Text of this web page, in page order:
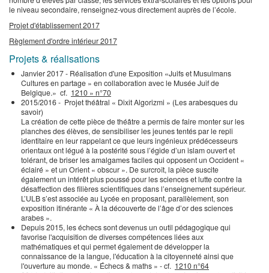
le niveau secondaire, renseignez-vous directement auprès de l’école.
Projet d'établissement 2017
Règlement d'ordre intérieur 2017
Projets & réalisations
Janvier 2017 - Réalisation d'une Exposition «Juifs et Musulmans
Cultures en partage » en collaboration avec le Musée Juif de
Belgique.» cf. 1210 » n°70
2015/2016 - Projet théâtral « Dixit Algorizmi » (Les arabesques du
savoir)
La création de cette pièce de théâtre a permis de faire monter sur les
planches des élèves, de sensibiliser les jeunes tentés par le repli
identitaire en leur rappelant ce que leurs ingénieux prédécesseurs
orientaux ont légué à la postérité sous l’égide d’un islam ouvert et
tolérant, de briser les amalgames faciles qui opposent un Occident «
éclairé » et un Orient « obscur ». De surcroît, la pièce suscite
également un intérêt plus poussé pour les sciences et lutte contre la
désaffection des filières scientifiques dans l’enseignement supérieur.
L’ULB s’est associée au Lycée en proposant, parallèlement, son
exposition itinérante « À la découverte de l’âge d’or des sciences
arabes ».
Depuis 2015, les échecs sont devenus un outil pédagogique qui
favorise l'acquisition de diverses compétences liées aux
mathématiques et qui permet également de développer la
connaissance de la langue, l'éducation à la citoyenneté ainsi que
l'ouverture au monde. « Échecs & maths » - cf. 1210 n°64